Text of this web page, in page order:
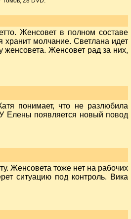
Женсовет в полном составе
хранит молчание. Светлана идет
женсовета. Женсовет рад за них,
понимает, что не разлюбила
Елены появляется новый повод
Женсовета тоже нет на рабочих
ситуацию под контроль. Вика